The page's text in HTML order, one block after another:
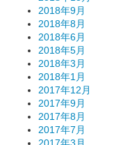
2018年9月
2018年8月
2018年6月
2018年5月
2018年3月
2018年1月
2017年12月
2017年9月
2017年8月
2017年7月